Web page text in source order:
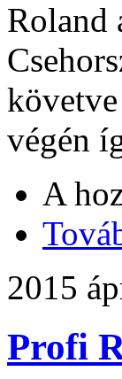
Roland
végén
A
2015
Profi